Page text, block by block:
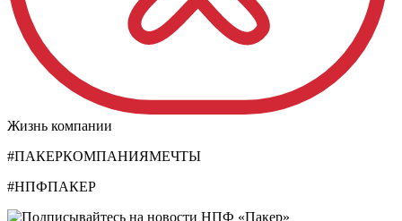
Жизнь компании
#ПАКЕРКОМПАНИЯМЕЧТЫ
#НПФПАКЕР